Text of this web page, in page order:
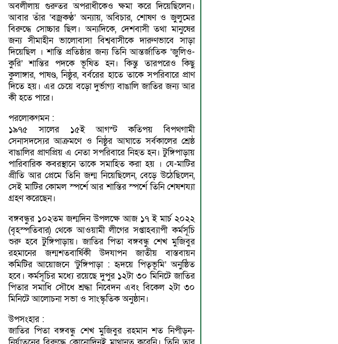
অবলীলায় গুরুতর অপরাধীকেও ক্ষমা করে দিয়েছিলেন।
আবার তাঁর ‘বজ্রকণ্ঠ’ অন্যায়, অবিচার, শােষণ ও জুলুমের
বিরুদ্ধে সােচ্চার ছিল। অন্যদিকে, দেশবাসী তথা মানুষের
জন্য সীমাহীন ভালােবাসা বিশ্ববাসীকে দারুণভাবে সাড়া
দিয়েছিল । শান্তি প্রতিষ্ঠার জন্য তিনি আন্তর্জাতিক ‘জুলিও-
কুরি’ শান্তির পদকে ভূষিত হন। কিন্তু তারপরেও কিছু
কুলাঙ্গার, পাষণ্ড, নিষ্ঠুর, বর্বরের হাতে তাকে সপরিবারে প্রাণ
দিতে হয়। এর চেয়ে বড়াে দুর্ভাগ্য বাঙালি জাতির জন্য আর
কী হতে পারে।
পরলােকগমন :
১৯৭৫ সালের ১৫ই আগস্ট কতিপয় বিপথগামী
সেনাসদস্যের আক্রমণে ও নিষ্ঠুর আঘাতে সর্বকালের শ্রেষ্ঠ
বাঙালির প্রাণপ্রিয় এ নেতা সপরিবারে নিহত হন। টুঙ্গিপাড়ায়
পারিবারিক কবরস্থানে তাকে সমাহিত করা হয় । যে-মাটির
প্রীতি আর প্রেমে তিনি জন্ম নিয়েছিলেন, বেড়ে উঠেছিলেন,
সেই মাটির কোমল স্পর্শে আর শান্তির স্পর্শে তিনি শেষশয্যা
গ্রহণ করেছেন।
বঙ্গবন্ধুর ১০২তম জন্মদিন উপলক্ষে আজ ১৭ ই মার্চ ২০২২
(বৃহস্পতিবার) থেকে আওয়ামী লীগের সপ্তাহব্যাপী কর্মসূচি
শুরু হবে টুঙ্গিপাড়ায়। জাতির পিতা বঙ্গবন্ধু শেখ মুজিবুর
রহমানের জন্মশতবার্ষিকী উদযাপন জাতীয় বাস্তবায়ন
কমিটির আয়োজনে ‌‘টুঙ্গিপাড়া : হৃদয়ে পিতৃভূমি’ অনুষ্ঠিত
হবে। কর্মসূচির মধ্যে রয়েছে দুপুর ১২টা ৩০ মিনিটে জাতির
পিতার সমাধি সৌধে শ্রদ্ধা নিবেদন এবং বিকেল ২টা ৩০
মিনিটে আলোচনা সভা ও সাংস্কৃতিক অনুষ্ঠান।
উপসংহার :
জাতির পিতা বঙ্গবন্ধু শেখ মুজিবুর রহমান শত নিপীড়ন-